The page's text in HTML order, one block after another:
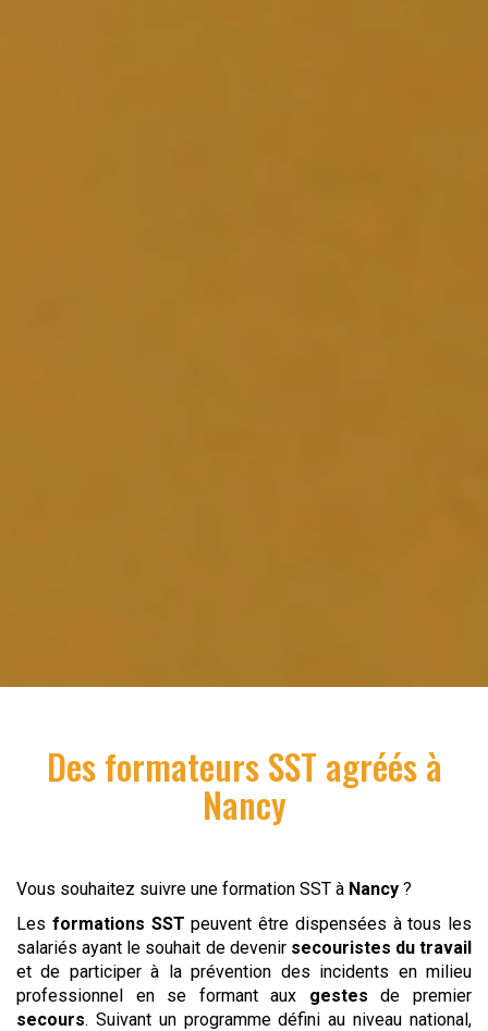
Des formateurs SST agréés à
Nancy
Vous souhaitez suivre une formation SST à Nancy ?
Les formations SST peuvent être dispensées à tous les
salariés ayant le souhait de devenir secouristes du travail
et de participer à la prévention des incidents en milieu
professionnel en se formant aux gestes de premier
secours. Suivant un programme défini au niveau national,